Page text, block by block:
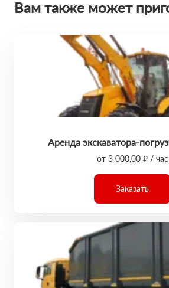
Вам также может
Аренда экскаватора-
от 3 000,00 ₽ / час
Заказать